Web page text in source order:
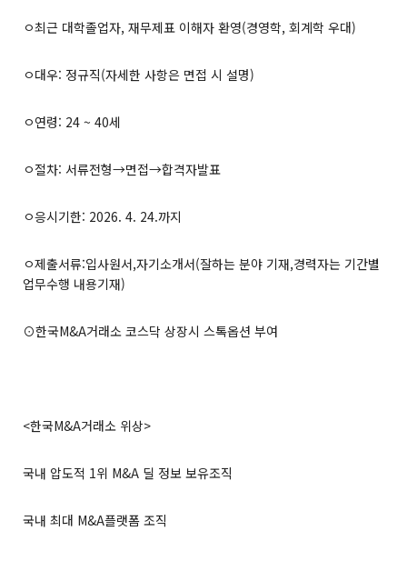
ㅇ최근 대학졸업자, 재무제표 이해자 환영(경영학, 회계학 우대)
ㅇ대우: 정규직(자세한 사항은 면접 시 설명)
ㅇ연령: 24 ~ 40세
ㅇ절차: 서류전형→면접→합격자발표
ㅇ응시기한: 2026. 4. 24.까지
ㅇ제출서류:입사원서,자기소개서(잘하는 분야 기재,경력자는 기간별
업무수행 내용기재)
⊙한국M&A거래소 코스닥 상장시 스톡옵션 부여
<한국M&A거래소 위상>
국내 압도적 1위 M&A 딜 정보 보유조직
국내 최대 M&A플랫폼 조직